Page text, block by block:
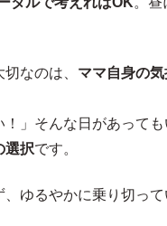
なのは、 ママ自身の
！」そんな日があって
選択です。
、ゆるやかに乗り切って